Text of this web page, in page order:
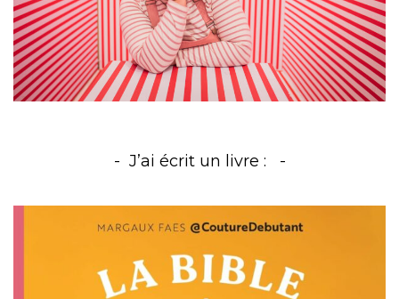
J’ai écrit un livre :